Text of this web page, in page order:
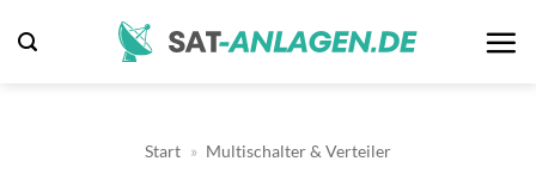
Inhalt
Start » Multischalter & Verteiler